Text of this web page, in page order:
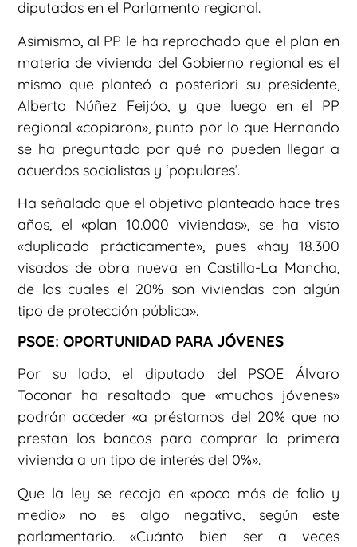
diputados en el Parlamento regional.
Asimismo, al PP le ha reprochado que el plan en
materia de vivienda del Gobierno regional es el
mismo que planteó a posteriori su presidente,
Alberto Núñez Feijóo, y que luego en el PP
regional «copiaron», punto por lo que Hernando
se ha preguntado por qué no pueden llegar a
acuerdos socialistas y ‘populares’.
Ha señalado que el objetivo planteado hace tres
años, el «plan 10.000 viviendas», se ha visto
«duplicado prácticamente», pues «hay 18.300
visados de obra nueva en Castilla-La Mancha,
de los cuales el 20% son viviendas con algún
tipo de protección pública».
PSOE: OPORTUNIDAD PARA JÓVENES
Por su lado, el diputado del PSOE Álvaro
Toconar ha resaltado que «muchos jóvenes»
podrán acceder «a préstamos del 20% que no
prestan los bancos para comprar la primera
vivienda a un tipo de interés del 0%».
Que la ley se recoja en «poco más de folio y
medio» no es algo negativo, según este
parlamentario. «Cuánto bien ser a veces